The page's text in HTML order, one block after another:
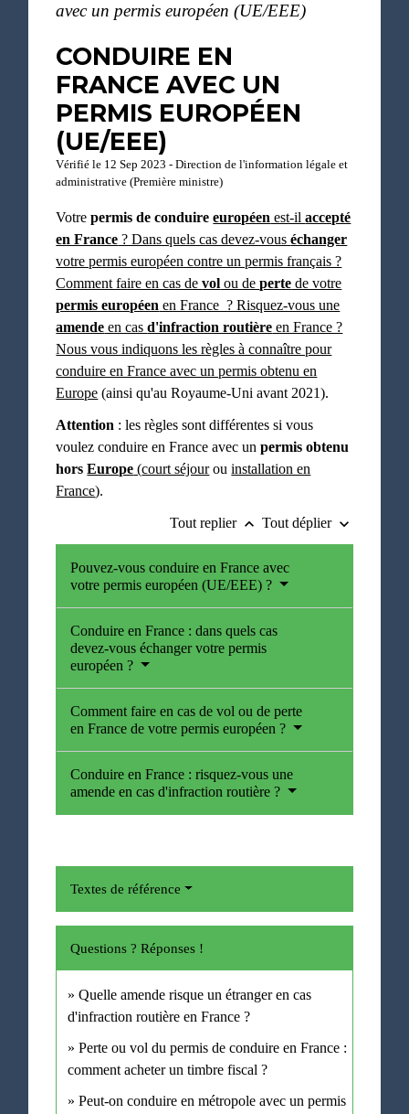
avec un permis européen (UE/EEE)
CONDUIRE EN
FRANCE AVEC UN
PERMIS EUROPÉEN
(UE/EEE)
Vérifié le 12 Sep 2023 - Direction de l'information légale et
administrative (Première ministre)
Votrepermis de conduireeuropéen est-ilaccepté
en France ? Dans quels cas devez-vouséchanger
votre permis européen contre un permis français ?
Comment faire en cas devol ou deperte de votre
permis européen en France ? Risquez-vous une
amende en casd'infraction routière en France ?
Nous vous indiquons les règles à connaître pour
conduire en France avec un permis obtenu en
Europe (ainsi qu'au Royaume-Uni avant 2021).
Attention : les règles sont différentes si vous
voulez conduire en France avec unpermis obtenu
horsEurope (court séjourouinstallation en
France).
Tout replier keyboard_arrow_up Tout déplier keyboard_arrow_down
Pouvez-vous conduire en France avec
votre permis européen (UE/EEE) ?
Conduire en France : dans quels cas
devez-vous échanger votre permis
européen ?
Comment faire en cas de vol ou de perte
en France de votre permis européen ?
Conduire en France : risquez-vous une
amende en cas d'infraction routière ?
Textes de référence
Questions ? Réponses !
Quelle amende risque un étranger en cas
d'infraction routière en France ?
Perte ou vol du permis de conduire en France :
comment acheter un timbre fiscal ?
Peut-on conduire en métropole avec un permis